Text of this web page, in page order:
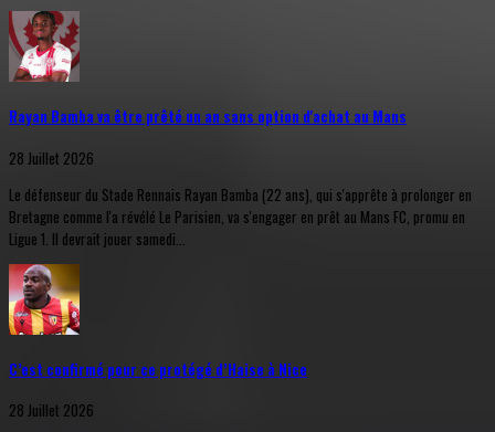
Rayan Bamba va être prêté un an sans option d'achat au Mans
28 Juillet 2026
Le défenseur du Stade Rennais Rayan Bamba (22 ans), qui s'apprête à prolonger en
Bretagne comme l'a révélé Le Parisien, va s'engager en prêt au Mans FC, promu en
Ligue 1. Il devrait jouer samedi...
C’est confirmé pour ce protégé d’Haise à Nice
28 Juillet 2026